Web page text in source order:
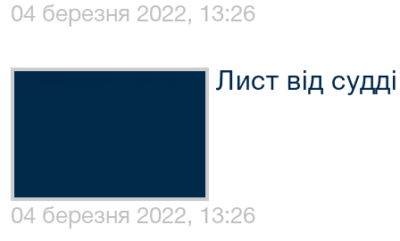
04 березня 2022, 13:26
Лист від
04 березня 2022, 13:26